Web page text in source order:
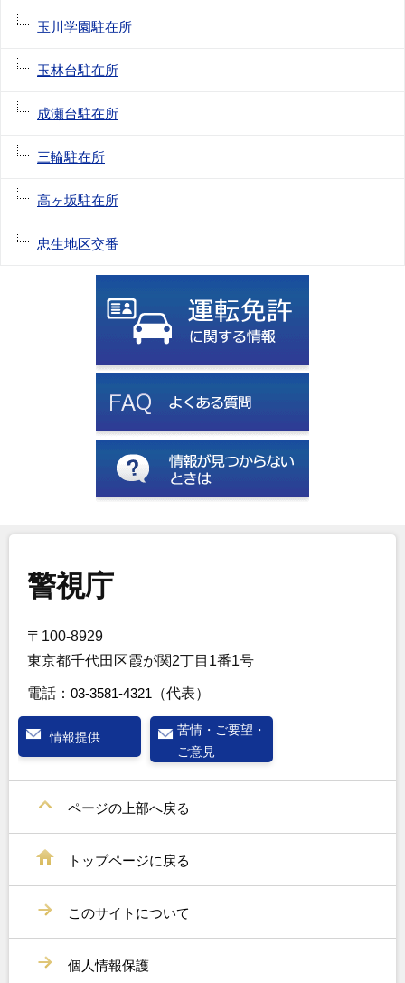
玉川学園駐在所
玉林台駐在所
成瀬台駐在所
三輪駐在所
高ヶ坂駐在所
忠生地区交番
警視庁
〒100-8929
東京都千代田区霞が関2丁目1番1号
電話： 03-3581-4321 （代表）
情報提供
苦情・ご要望・
ご意見
ページの上部へ戻る
トップページに戻る
このサイトについて
個人情報保護